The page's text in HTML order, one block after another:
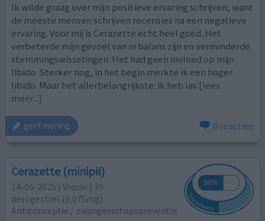
Ik wilde graag over mijn positieve ervaring schrijven, want
de meeste mensen schrijven recensies na een negatieve
ervaring. Voor mij is Cerazette echt heel goed. Het
verbeterde mijn gevoel van in balans zijn en verminderde
stemmingswisselingen. Het had geen invloed op mijn
libido. Sterker nog, in het begin merkte ik een hoger
libido. Maar het allerbelangrijkste: ik heb las [lees
meer...]
geef mening 0 reacties
Cerazette (minipil)
14-06-2025 | Vrouw | 39
desogestrel (0,075mg)
Anticonceptie / zwangerschapspreventie